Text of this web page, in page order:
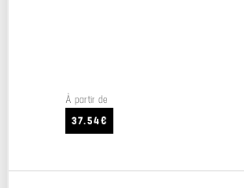
À partir de
37.54€